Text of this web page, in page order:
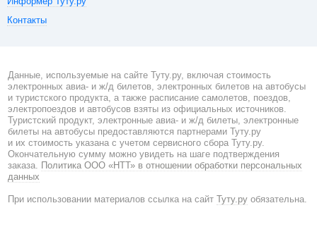
Контакты
Данные, используемые на сайте Туту.ру, включая стоимость
электронных авиа- и ж/д билетов, электронных билетов на автобусы
и туристского продукта, а также расписание самолетов, поездов,
электропоездов и автобусов взяты из официальных источников.
Туристский продукт, электронные авиа- и ж/д билеты, электронные
билеты на автобусы предоставляются партнерами Туту.ру
и их стоимость указана с учетом сервисного сбора Туту.ру.
Окончательную сумму можно увидеть на шаге подтверждения
заказа. Политика ООО «НТТ» в отношении обработки персональных
данных
При использовании материалов ссылка на сайт Туту.ру обязательна.